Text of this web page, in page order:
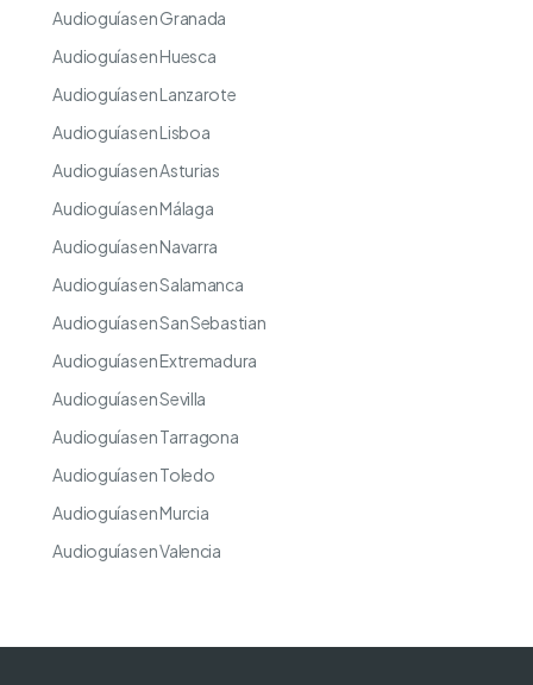
Audioguías en Granada
Audioguías en Huesca
Audioguías en Lanzarote
Audioguías en Lisboa
Audioguías en Asturias
Audioguías en Málaga
Audioguías en Navarra
Audioguías en Salamanca
Audioguías en San Sebastian
Audioguías en Extremadura
Audioguías en Sevilla
Audioguías en Tarragona
Audioguías en Toledo
Audioguías en Murcia
Audioguías en Valencia